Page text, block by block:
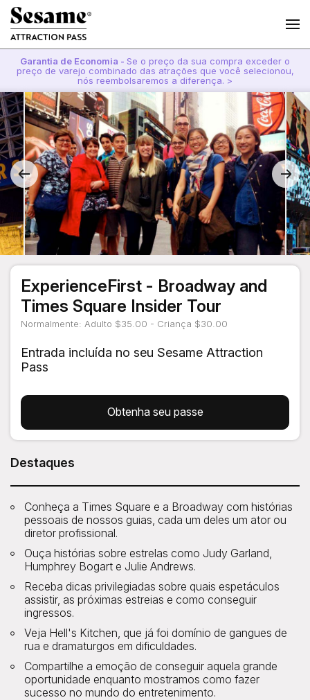
Garantia de Economia - Se o preço da sua compra exceder o
preço de varejo combinado das atrações que você selecionou,
nós reembolsaremos a diferença. >
ExperienceFirst - Broadway and
Times Square Insider Tour
Normalmente: Adulto $35.00 - Criança $30.00
Entrada incluída no seu Sesame Attraction
Pass
Obtenha seu passe
Destaques
Conheça a Times Square e a Broadway com histórias
pessoais de nossos guias, cada um deles um ator ou
diretor profissional.
Ouça histórias sobre estrelas como Judy Garland,
Humphrey Bogart e Julie Andrews.
Receba dicas privilegiadas sobre quais espetáculos
assistir, as próximas estreias e como conseguir
ingressos.
Veja Hell's Kitchen, que já foi domínio de gangues de
rua e dramaturgos em dificuldades.
Compartilhe a emoção de conseguir aquela grande
oportunidade enquanto mostramos como fazer
sucesso no mundo do entretenimento.